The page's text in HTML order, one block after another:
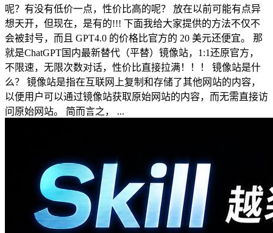
呢？有没有低价一点，性价比高的呢？ 放在以前可能有点异
想天开，但现在，是有的!!! 下面我给大家提供的方法不仅不
会被封号，而且 GPT4.0 的价格比官方的 20 美元还便宜。 那
就是ChatGPT国内最新替代（平替）镜像站，1:1还原官方，
不限速，无限次数对话，性价比直接拉满！！！ 镜像站是什
么？ 镜像站是指在互联网上复制和存储了其他网站的内容，
以便用户可以通过镜像站获取原始网站的内容，而无需直接访
问原始网站。 简而言之， ...